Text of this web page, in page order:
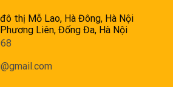
thị Mỗ Lao, Hà Đông, Hà Nội
Liên, Đống Đa, Hà Nội